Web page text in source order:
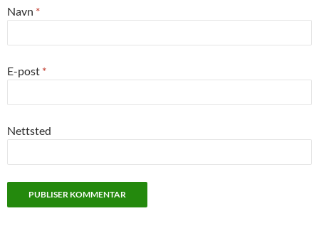
Navn *
E-post *
Nettsted